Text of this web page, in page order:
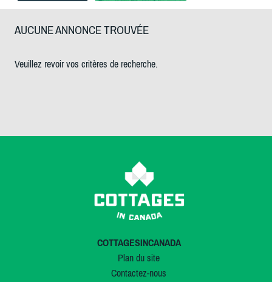
AUCUNE ANNONCE TROUVÉE
Veuillez revoir vos critères de recherche.
COTTAGESINCANADA
Plan du site
Contactez-nous